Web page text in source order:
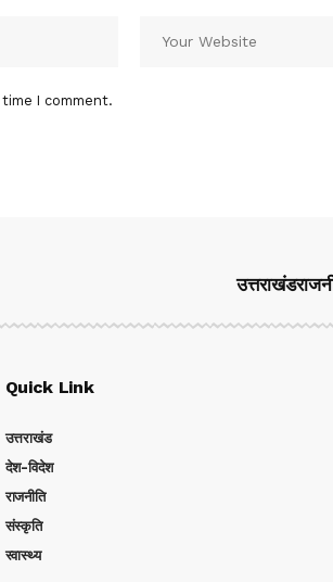
I comment.
उत्तराखंड
Quick Link
उत्तराखंड
देश-विदेश
राजनीति
संस्कृति
स्वास्थ्य